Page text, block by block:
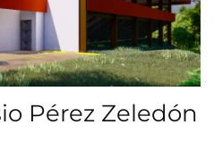
Pérez Zeledón